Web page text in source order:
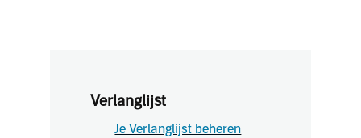
Verlanglijst
Je Verlanglijst beheren